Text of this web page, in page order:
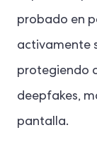
probado en
activamente
protegiendo
deepfakes,
pantalla.